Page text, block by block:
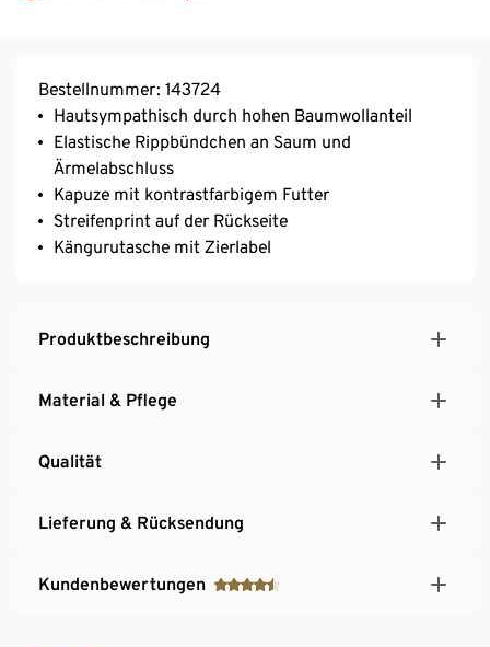
Bestellnummer: 143724
Hautsympathisch durch hohen Baumwollanteil
Elastische Rippbündchen an Saum und
Ärmelabschluss
Kapuze mit kontrastfarbigem Futter
Streifenprint auf der Rückseite
Kängurutasche mit Zierlabel
Produktbeschreibung
Material & Pflege
Qualität
Lieferung & Rücksendung
Kundenbewertungen